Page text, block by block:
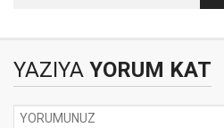
YAZIYA YORUM KAT